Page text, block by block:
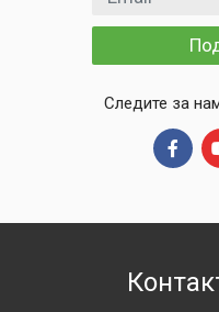
Следите за